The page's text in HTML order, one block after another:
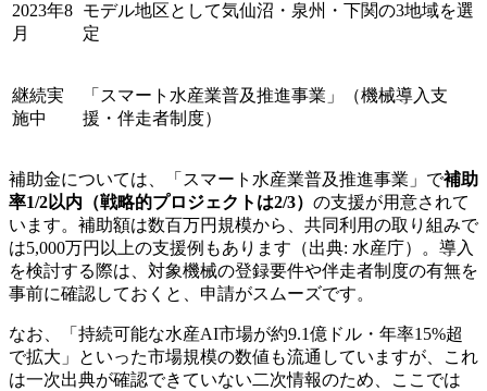
2023年8
月
モデル地区として気仙沼・泉州・下関の3地域を選
定
継続実
施中
「スマート水産業普及推進事業」（機械導入支
援・伴走者制度）
補助金については、「スマート水産業普及推進事業」で補助
率1/2以内（戦略的プロジェクトは2/3） の支援が用意されて
います。補助額は数百万円規模から、共同利用の取り組みで
は5,000万円以上の支援例もあります（出典: 水産庁）。導入
を検討する際は、対象機械の登録要件や伴走者制度の有無を
事前に確認しておくと、申請がスムーズです。
なお、「持続可能な水産AI市場が約9.1億ドル・年率15%超
で拡大」といった市場規模の数値も流通していますが、これ
は一次出典が確認できていない二次情報のため、ここでは